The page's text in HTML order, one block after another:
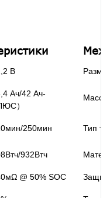
В
Ач/42 Ач-
）
Масса
250мин Тип
932Втч
@ 50% SOC